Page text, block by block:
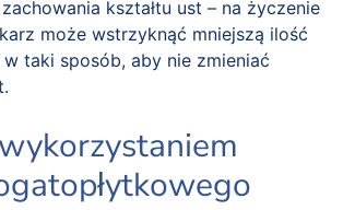
kształtu ust – na życzenie
może wstrzyknąć mniejszą ilość
taki sposób, aby nie zmieniać